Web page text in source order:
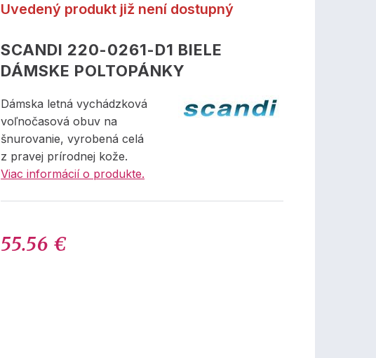
Uvedený produkt již není dostupný
SCANDI 220-0261-D1 BIELE
DÁMSKE POLTOPÁNKY
Dámska letná vychádzková
voľnočasová obuv na
šnurovanie, vyrobená celá
z pravej prírodnej kože.
Viac informácií o produkte.
55.56 €